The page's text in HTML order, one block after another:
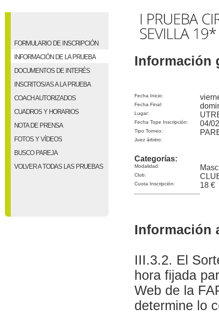
FORMULARIO DE INSCRIPCIÓN
INFORMACIÓN DE LA PRUEBA
DOCUMENTOS DE INTERÉS
INSCRITOS/AS A LA PRUEBA
COACH AUTORIZADOS
CUADROS Y HORARIOS
NOTA DE PRENSA
FOTOS Y VÍDEOS
BUSCO PAREJA
VOLVER A TODAS LAS PRUEBAS
Información
Fecha Inicio:
Fecha Final:
Lugar:
Fecha Tope Inscripción: 04/
Tipo Torneo:
Juez árbitro:
Categorías:
Modalidad:
Club:
Cuota Inscripción: 18 €
Información
III.3.2. El
hora fijada
Web de la
determine lo